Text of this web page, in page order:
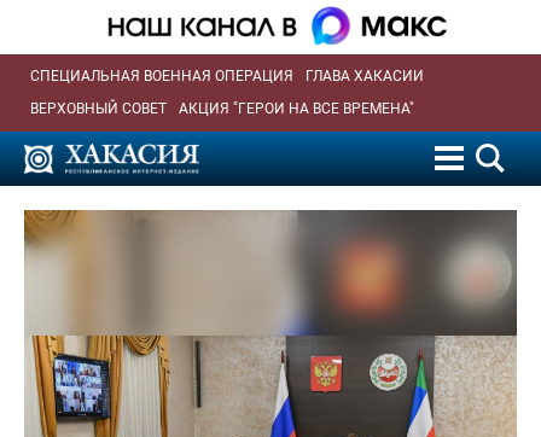
СПЕЦИАЛЬНАЯ ВОЕННАЯ ОПЕРАЦИЯ
ГЛАВА ХАКАСИИ
ВЕРХОВНЫЙ СОВЕТ
АКЦИЯ "ГЕРОИ НА ВСЕ ВРЕМЕНА"